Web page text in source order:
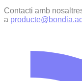
Contacti amb
a producte@bondia.ad